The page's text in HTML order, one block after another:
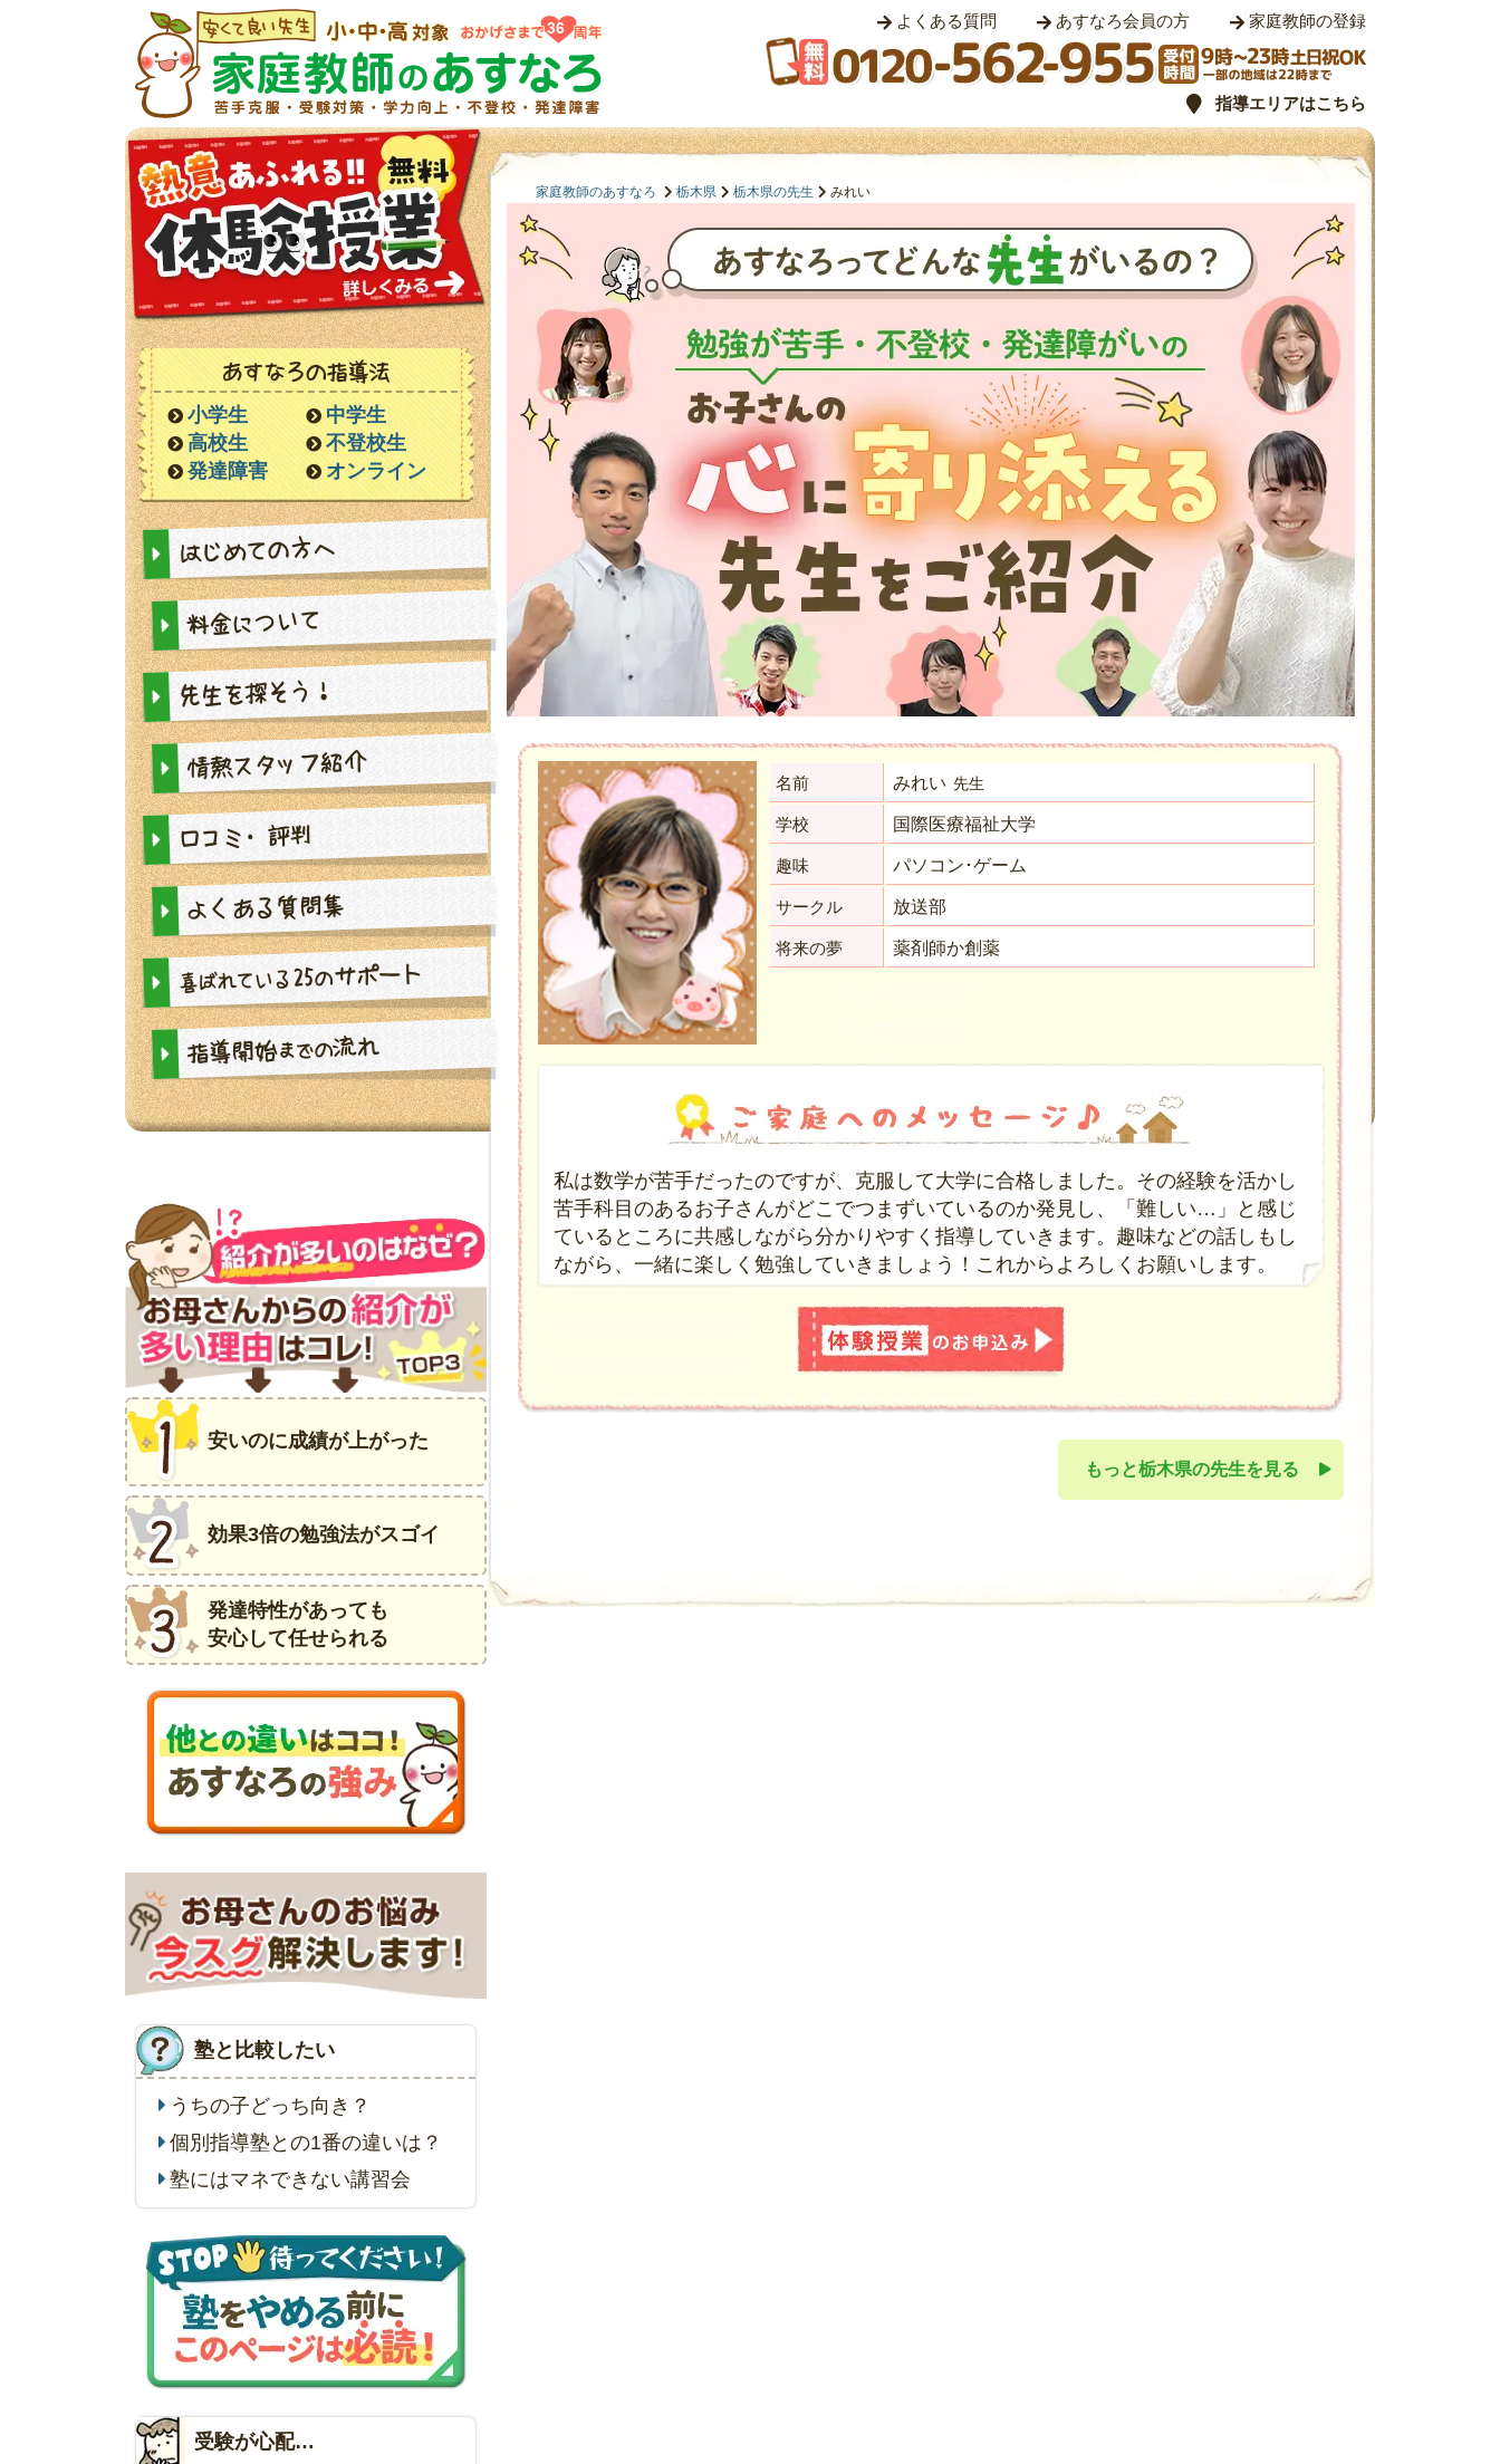
36 よくある質問 あすなろ会員の方 家庭教師の登録
指導エリアはこちら
家庭教師のあすなろ 栃木県 栃木県の先生 みれい
名前 みれい 先生
学校 国際医療福祉大学
趣味 パソコン･ゲーム
サークル 放送部
将来の夢 薬剤師か創薬
私は数学が苦手だったのですが、克服して大学に合格しました。その経験を活かし
苦手科目のあるお子さんがどこでつまずいているのか発見し、「難しい…」と感じ
ているところに共感しながら分かりやすく指導していきます。趣味などの話しもし
ながら、一緒に楽しく勉強していきましょう！これからよろしくお願いします。
もっと栃木県の先生を見る
あすなろの指導法
小学生
中学生
高校生
不登校生
発達障害
オンライン
はじめての方へ
料金について
先生を探そう！
情熱スタッフ紹介
口コミ・評判
よくある質問集
喜ばれている25のサポート
指導開始までの流れ
安いのに成績が上がった
効果3倍の勉強法がスゴイ
発達特性があっても
安心して任せられる
塾と比較したい
うちの子どっち向き？
個別指導塾との1番の違いは？
塾にはマネできない講習会
受験が心配…